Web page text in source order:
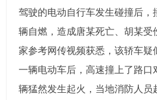
驾驶的电动自行车发生碰撞后
辆自燃，造成唐某死亡、胡某受
家参考网传视频获悉，该轿车
一辆电动车后，高速撞上了路
辆猛然发生起火，当地消防人员